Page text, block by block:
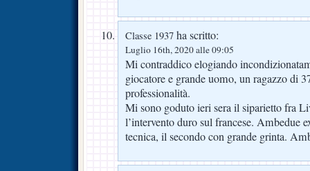
Classe 1937 ha scritto:
Luglio 16th, 2020 alle 09:05
Mi contraddico elogiando
giocatore e grande uomo, un ragazzo di
professionalità.
Mi sono goduto ieri sera il siparietto fra
l’intervento duro sul francese. Ambedue
tecnica, il secondo con grande grinta.